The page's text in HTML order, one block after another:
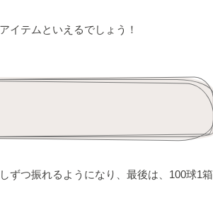
イテムといえるでしょう！
ずつ振れるようになり、最後は、100球1箱